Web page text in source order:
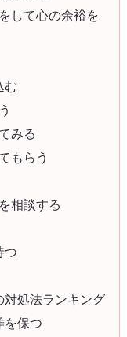
して心の余裕を
む
みる
もらう
相談する
つ
対処法ランキング
を保つ